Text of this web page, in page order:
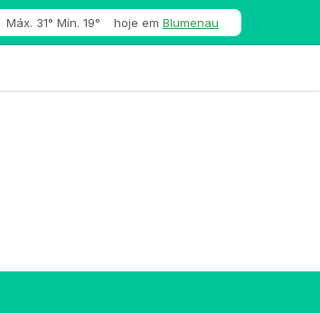
Máx. 31° Mín. 19° hoje em Blumenau